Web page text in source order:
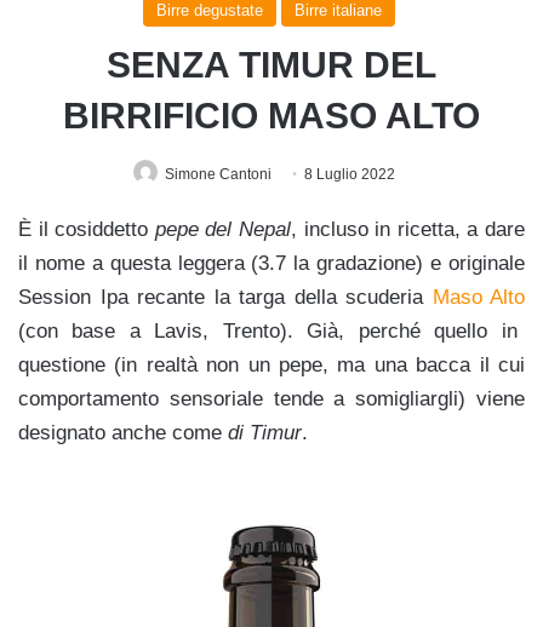
Birre degustate Birre italiane
SENZA TIMUR DEL
BIRRIFICIO MASO ALTO
Simone Cantoni 8 Luglio 2022
È il cosiddetto pepe del Nepal, incluso in ricetta, a dare
il nome a questa leggera (3.7 la gradazione) e originale
Session Ipa recante la targa della scuderia Maso Alto
(con base a Lavis, Trento). Già, perché quello in
questione (in realtà non un pepe, ma una bacca il cui
comportamento sensoriale tende a somigliargli) viene
designato anche come di Timur.